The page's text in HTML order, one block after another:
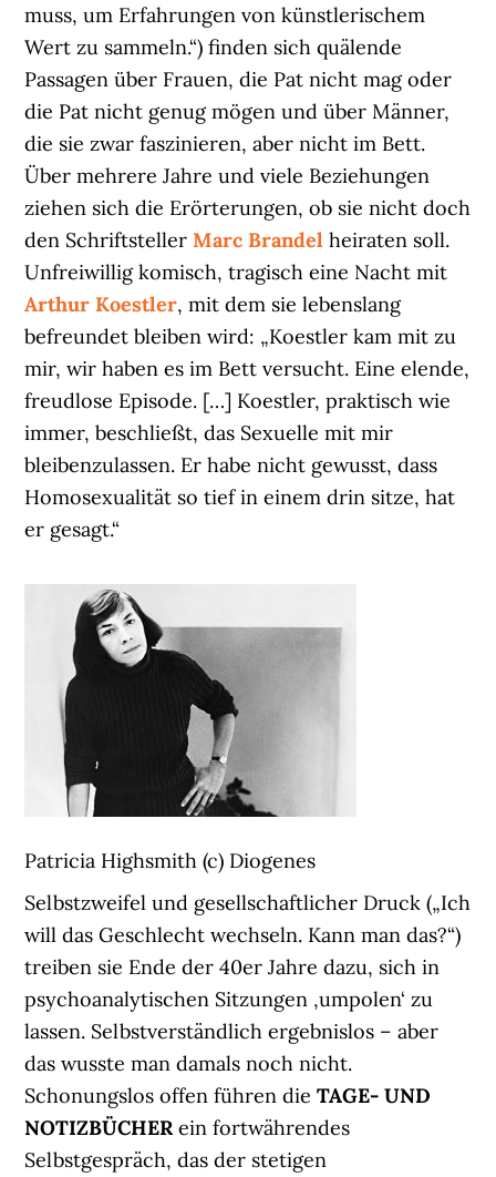
muss, um Erfahrungen von künstlerischem
Wert zu sammeln.“) finden sich quälende
Passagen über Frauen, die Pat nicht mag oder
die Pat nicht genug mögen und über Männer,
die sie zwar faszinieren, aber nicht im Bett.
Über mehrere Jahre und viele Beziehungen
ziehen sich die Erörterungen, ob sie nicht doch
den SchriftstellerMarc Brandelheiraten soll.
Unfreiwillig komisch, tragisch eine Nacht mit
Arthur Koestler, mit dem sie lebenslang
befreundet bleiben wird: „Koestler kam mit zu
mir, wir haben es im Bett versucht. Eine elende,
freudlose Episode. […] Koestler, praktisch wie
immer, beschließt, das Sexuelle mit mir
bleibenzulassen. Er habe nicht gewusst, dass
Homosexualität so tief in einem drin sitze, hat
er gesagt.“
Patricia Highsmith (c) Diogenes
Selbstzweifel und gesellschaftlicher Druck („Ich
will das Geschlecht wechseln. Kann man das?“)
treiben sie Ende der 40er Jahre dazu, sich in
psychoanalytischen Sitzungen ‚umpolen‘ zu
lassen. Selbstverständlich ergebnislos – aber
das wusste man damals noch nicht.
Schonungslos offen führen dieTAGE- UND
NOTIZBÜCHERein fortwährendes
Selbstgespräch, das der stetigen